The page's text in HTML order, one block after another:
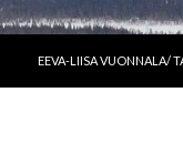
EEVA-LIISA VUONNALA/